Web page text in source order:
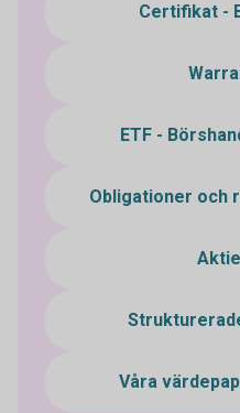
Certifikat -
ETF -
Obligationer och
Våra